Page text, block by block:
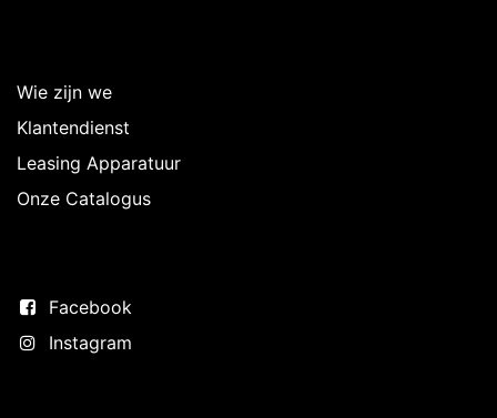
Wie zijn we
Klantendienst
Leasing Apparatuur
Onze Catalogus
Facebook
Instagram